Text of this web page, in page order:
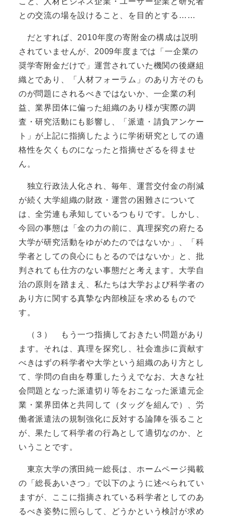
との交流の場を設けること、を目的とする……
だとすれば、2010年度の寄附金の構成は説明
されていませんが、2009年度までは「一企業の
奨学寄附金だけで」運営されていた機関の後継組
織とであり、「人材フォーラム」のあり方そのも
のが問題にされるべきではないか、一企業の利
益、業界団体に偏った組織のあり様が実際の調
査・研究活動にも影響し、「派遣・請負アンケー
ト」が上記に指摘したように学術研究としての適
格性を欠くものになったと指摘せざるを得ませ
ん。
独立行政法人化され、毎年、運営交付金の削減
が続く大学組織の財政・運営の困難さについて
は、全労連も承知しているつもりです。しかし、
今回の事態は「金の力の前に、真理探究の府たる
大学が研究活動をゆがめたのではないか」、「科
学者としての良心にもとるのではないか」と、批
判されても仕方のない事態だと考えます。大学自
治の原則を踏まえ、私たちは大学および科学者の
あり方に関する真摯な内部検証を求めるもので
す。
（３） もう一つ指摘しておきたい問題があり
ます。それは、真理を探究し、社会進歩に貢献す
べきはずの科学者や大学という組織のあり方とし
て、学問の自由を尊重したうえでなお、大きな社
会問題となった派遣切り等をおこなった派遣元企
業・業界団体と共同して（タッグを組んで）、労
働者派遣法の規制強化に反対する論陣を張ること
が、果たして科学者の行為として適切なのか、と
いうことです。
東京大学の濱田純一総長は、ホームページ掲載
の「総長あいさつ」で以下のように述べられてい
ますが、ここに指摘されている科学者としてのあ
るべき姿勢に照らして、どうかという検討が求め